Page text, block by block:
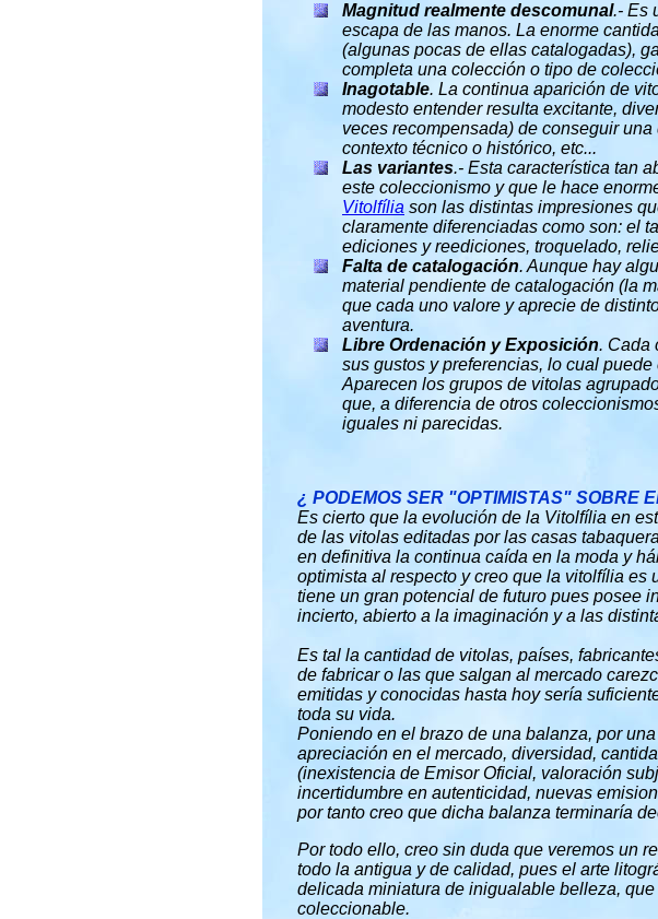
Magnitud realmente descomunal.- Es
escapa de las manos. La enorme
(algunas pocas de ellas catalogadas),
completa una colección o tipo de
Inagotable. La continua aparición de
modesto entender resulta excitante,
veces recompensada) de conseguir
contexto técnico o histórico, etc...
Las variantes.- Esta característica tan
este coleccionismo y que le hace
Vitolfília son las distintas impresiones
claramente diferenciadas como son: el
ediciones y reediciones, troquelado,
Falta de catalogación. Aunque hay
material pendiente de catalogación (la
que cada uno valore y aprecie de
aventura.
Libre Ordenación y Exposición. Cada
sus gustos y preferencias, lo cual
Aparecen los grupos de vitolas
que, a diferencia de otros
iguales ni parecidas.
¿ PODEMOS SER "OPTIMISTAS" SOBRE
Es cierto que la evolución de la Vitolfília en
de las vitolas editadas por las casas
en definitiva la continua caída en la moda y
optimista al respecto y creo que la vitolfília es
tiene un gran potencial de futuro pues posee
incierto, abierto a la imaginación y a las
Es tal la cantidad de vitolas, países,
de fabricar o las que salgan al mercado
emitidas y conocidas hasta hoy sería
toda su vida.
Poniendo en el brazo de una balanza, por
apreciación en el mercado, diversidad,
(inexistencia de Emisor Oficial, valoración
incertidumbre en autenticidad, nuevas
por tanto creo que dicha balanza terminaría
Por todo ello, creo sin duda que veremos un
todo la antigua y de calidad, pues el arte
delicada miniatura de inigualable belleza,
coleccionable.